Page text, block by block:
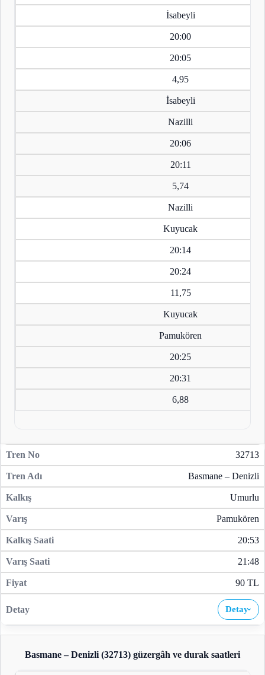
İsabeyli
20:00
20:05
4,95
İsabeyli
Nazilli
20:06
20:11
5,74
Nazilli
Kuyucak
20:14
20:24
11,75
Kuyucak
Pamukören
20:25
20:31
6,88
32713
Basmane – Denizli
Umurlu
Pamukören
20:53
21:48
90 TL
Detay›
Basmane – Denizli (32713) güzergâh ve durak saatleri